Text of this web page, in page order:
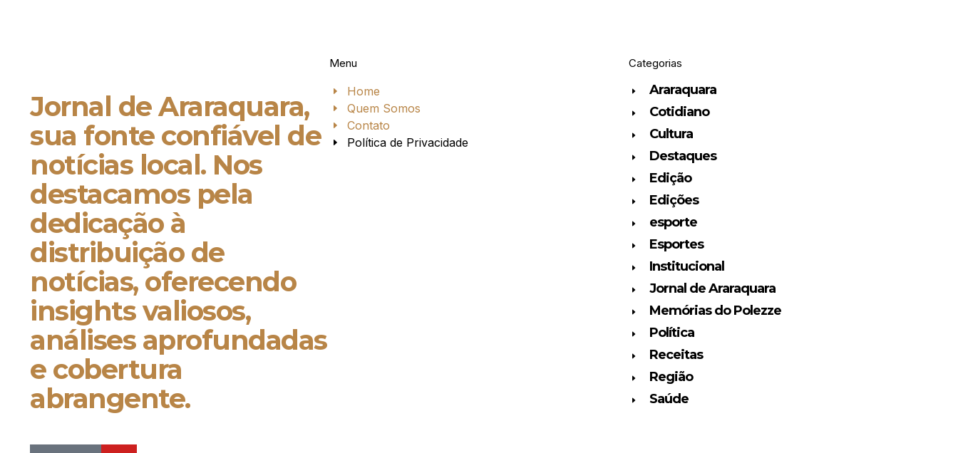
Jornal de Araraquara,
sua fonte confiável de
notícias local. Nos
destacamos pela
dedicação à
distribuição de
notícias, oferecendo
insights valiosos,
análises aprofundadas
e cobertura
abrangente.
Menu
Home
Quem Somos
Contato
Política de Privacidade
Categorias
Araraquara
Cotidiano
Cultura
Destaques
Edição
Edições
esporte
Esportes
Institucional
Jornal de Araraquara
Memórias do Polezze
Política
Receitas
Região
Saúde